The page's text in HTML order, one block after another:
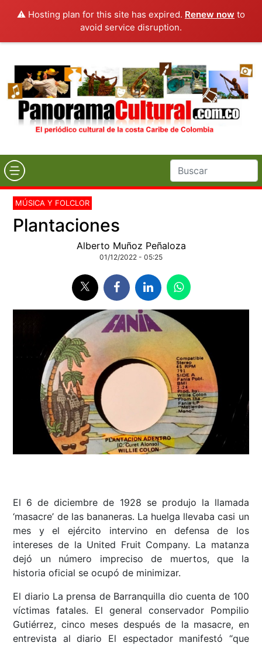
⚠️ Hosting plan for this site has expired. Renew now to
avoid service disruption.
MÚSICA Y FOLCLOR
Plantaciones
Alberto Muñoz Peñaloza
01/12/2022 - 05:25
El 6 de diciembre de 1928 se produjo la llamada
‘masacre’ de las bananeras. La huelga llevaba casi un
mes y el ejército intervino en defensa de los
intereses de la United Fruit Company. La matanza
dejó un número impreciso de muertos, que la
historia oficial se ocupó de minimizar.
El diario La prensa de Barranquilla dio cuenta de 100
víctimas fatales. El general conservador Pompilio
Gutiérrez, cinco meses después de la masacre, en
entrevista al diario El espectador manifestó “que